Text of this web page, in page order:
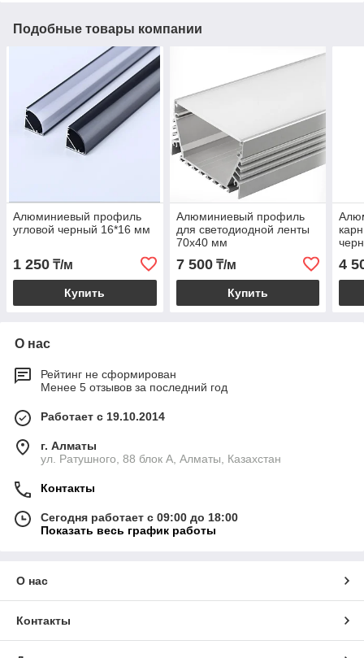
Подобные товары компании
Алюминиевый профиль
угловой черный 16*16 мм
1 250 ₸/м
Купить
Алюминиевый профиль
для светодиодной ленты
70х40 мм
7 500₸/м
Купить
4
О нас
Рейтинг не сформирован
Менее 5 отзывов за последний год
Работает с 19.10.2014
г. Алматы
ул. Ратушного, 88 блок A, Алматы, Казахстан
Контакты
Сегодня работает с 09:00 до 18:00
Показать весь график работы
О нас
Контакты